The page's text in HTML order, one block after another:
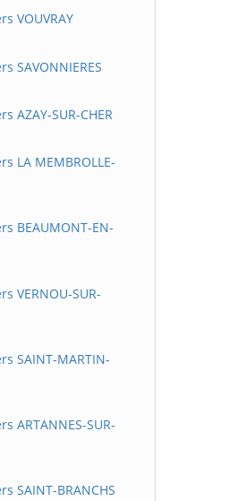
VOUVRAY
SAVONNIERES
AZAY-SUR-CHER
LA MEMBROLLE-
BEAUMONT-EN-
VERNOU-SUR-
SAINT-MARTIN-
ARTANNES-SUR-
SAINT-BRANCHS